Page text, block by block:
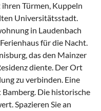
Türmen, Kuppeln
Universitätsstadt.
in Laudenbach
für die Nacht.
das den Mainzer
diente. Der Ort
zu verbinden. Eine
Die historische
Spazieren Sie an